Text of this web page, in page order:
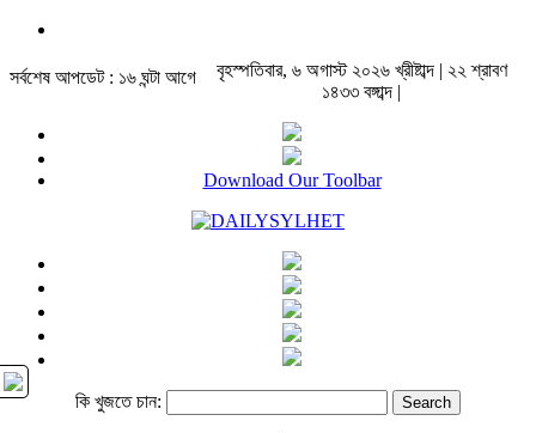
সর্বশেষ আপডেট : ১৬ ঘন্টা আগে
বৃহস্পতিবার, ৬ অগাস্ট ২০২৬ খ্রীষ্টাব্দ | ২২ শ্রাবণ
১৪৩৩ বঙ্গাব্দ |
Download Our Toolbar
কি খুজতে চান: